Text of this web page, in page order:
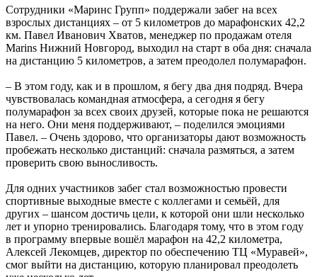
Сотрудники «Маринс Групп» поддержали забег на всех
взрослых дистанциях – от 5 километров до марафонских 42,2
км. Павел Иванович Хватов, менеджер по продажам отеля
Marins Нижний Новгород, выходил на старт в оба дня: сначала
на дистанцию 5 километров, а затем преодолел полумарафон.
– В этом году, как и в прошлом, я бегу два дня подряд. Вчера
чувствовалась командная атмосфера, а сегодня я бегу
полумарафон за всех своих друзей, которые пока не решаются
на него. Они меня поддерживают, – поделился эмоциями
Павел. – Очень здорово, что организаторы дают возможность
пробежать несколько дистанций: сначала размяться, а затем
проверить свою выносливость.
Для одних участников забег стал возможностью провести
спортивные выходные вместе с коллегами и семьёй, для
других – шансом достичь цели, к которой они шли несколько
лет и упорно тренировались. Благодаря тому, что в этом году
в программу впервые вошёл марафон на 42,2 километра,
Алексей Лекомцев, директор по обеспечению ТЦ «Муравей»,
смог выйти на дистанцию, которую планировал преодолеть